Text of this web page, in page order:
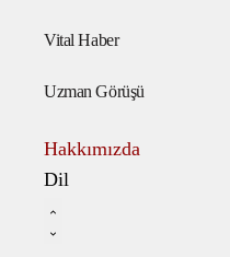
Vital Haber
Uzman Görüşü
Hakkımızda
Dil